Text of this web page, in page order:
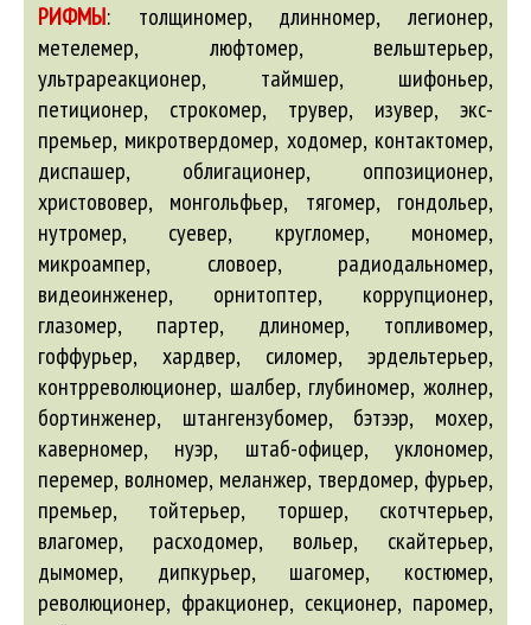
РИФМЫ: толщиномер, длинномер, легионер,
метелемер, люфтомер, вельштерьер,
ультрареакционер, таймшер, шифоньер,
петиционер, строкомер, трувер, изувер, экс-
премьер, микротвердомер, ходомер, контактомер,
диспашер, облигационер, оппозиционер,
христововер, монгольфьер, тягомер, гондольер,
нутромер, суевер, кругломер, мономер,
микроампер, словоер, радиодальномер,
видеоинженер, орнитоптер, коррупционер,
глазомер, партер, длиномер, топливомер,
гоффурьер, хардвер, силомер, эрдельтерьер,
контрреволюционер, шалбер, глубиномер, жолнер,
бортинженер, штангензубомер, бэтээр, мохер,
каверномер, нуэр, штаб-офицер, уклономер,
перемер, волномер, меланжер, твердомер, фурьер,
премьер, тойтерьер, торшер, скотчтерьер,
влагомер, расходомер, вольер, скайтерьер,
дымомер, дипкурьер, шагомер, костюмер,
революционер, фракционер, секционер, паромер,